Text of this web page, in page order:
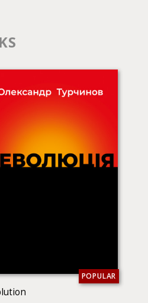
POPULAR